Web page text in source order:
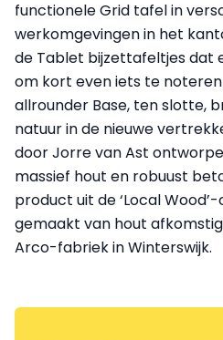
functionele Grid tafel in
werkomgevingen in het
de Tablet bijzettafeltjes dat
om kort even iets te
allrounder Base, ten slotte,
natuur in de nieuwe
door Jorre van Ast
massief hout en robuust
product uit de ‘Local
gemaakt van hout
Arco-fabriek in Winterswijk.